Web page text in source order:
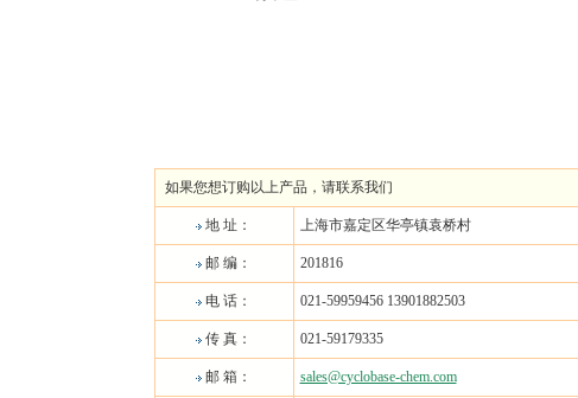
如果您想订购以上产品，请联系我们
地 址： 上海市嘉定区华亭镇袁桥村
邮 编： 201816
电 话： 021-59959456 13901882503
传 真： 021-59179335
邮 箱： sales@cyclobase-chem.com